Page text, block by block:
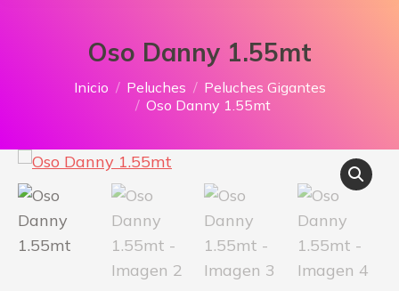
Oso Danny 1.55mt
Estás aquí:
Inicio Peluches
Peluches Gigantes
Oso Danny 1.55mt